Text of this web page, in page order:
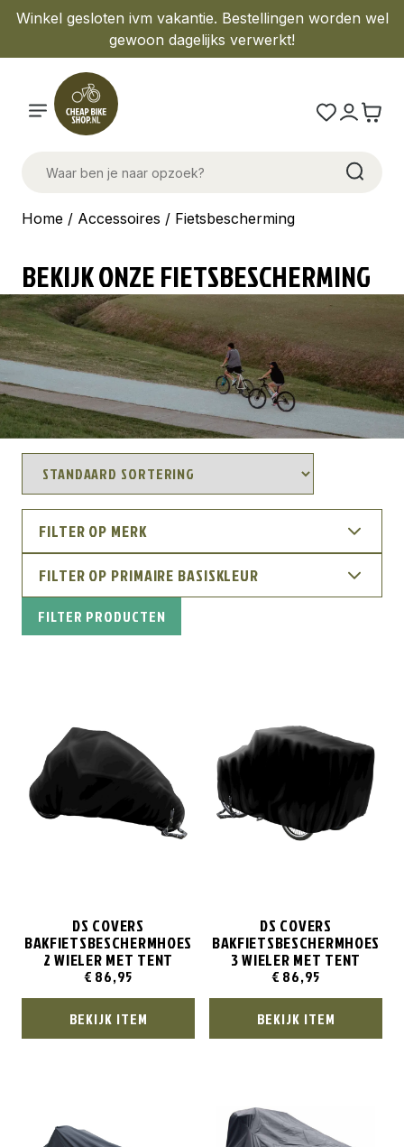
Winkel gesloten ivm vakantie. Bestellingen worden wel
gewoon dagelijks verwerkt!
Home / Accessoires / Fietsbescherming
BEKIJK ONZE FIETSBESCHERMING
FILTER OP MERK
FILTER OP PRIMAIRE BASISKLEUR
FILTER PRODUCTEN
DS COVERS
BAKFIETSBESCHERMHOES
2 WIELER MET TENT
€ 86,95
BEKIJK ITEM
DS COVERS
BAKFIETSBESCHERMHOES
3 WIELER MET TENT
€ 86,95
BEKIJK ITEM